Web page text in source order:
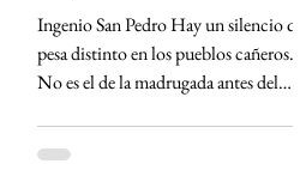
Ingenio San Pedro Hay un silencio que
pesa distinto en los pueblos cañeros.
No es el de la madrugada antes del
que queda cuando un ingenio apaga sus